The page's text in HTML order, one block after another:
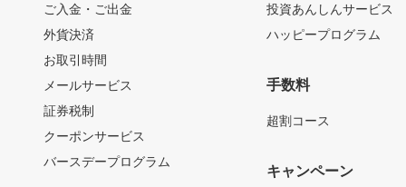
ご入金・ご出金
外貨決済
お取引時間
メールサービス
証券税制
クーポンサービス
バースデープログラム
投資あんしんサービス
ハッピープログラム
手数料
超割コース
キャンペーン